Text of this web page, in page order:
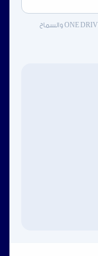
*** يرجى رفع المرفقات على GOOGLE DRIVE أو ONE DRIVE والسماح